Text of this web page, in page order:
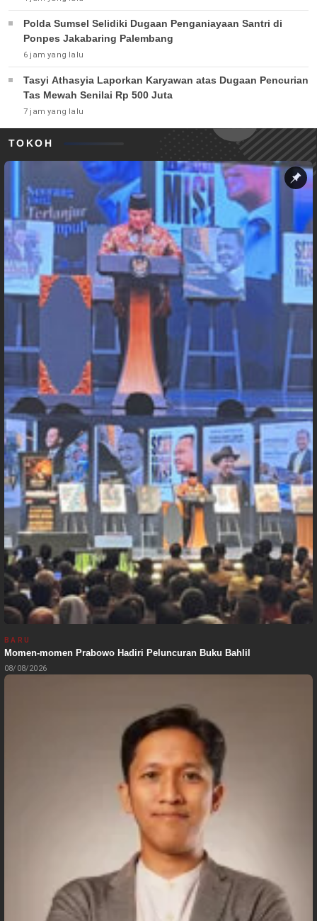
Polda Sumsel Selidiki Dugaan Penganiayaan Santri di
Ponpes Jakabaring Palembang
6 jam yang lalu
Tasyi Athasyia Laporkan Karyawan atas Dugaan Pencurian
Tas Mewah Senilai Rp 500 Juta
7 jam yang lalu
TOKOH
BARU
Momen-momen Prabowo Hadiri Peluncuran Buku Bahlil
08/08/2026